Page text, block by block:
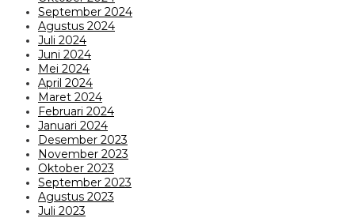
September 2024
Agustus 2024
Juli 2024
Juni 2024
Mei 2024
April 2024
Maret 2024
Februari 2024
Januari 2024
Desember 2023
November 2023
Oktober 2023
September 2023
Agustus 2023
Juli 2023